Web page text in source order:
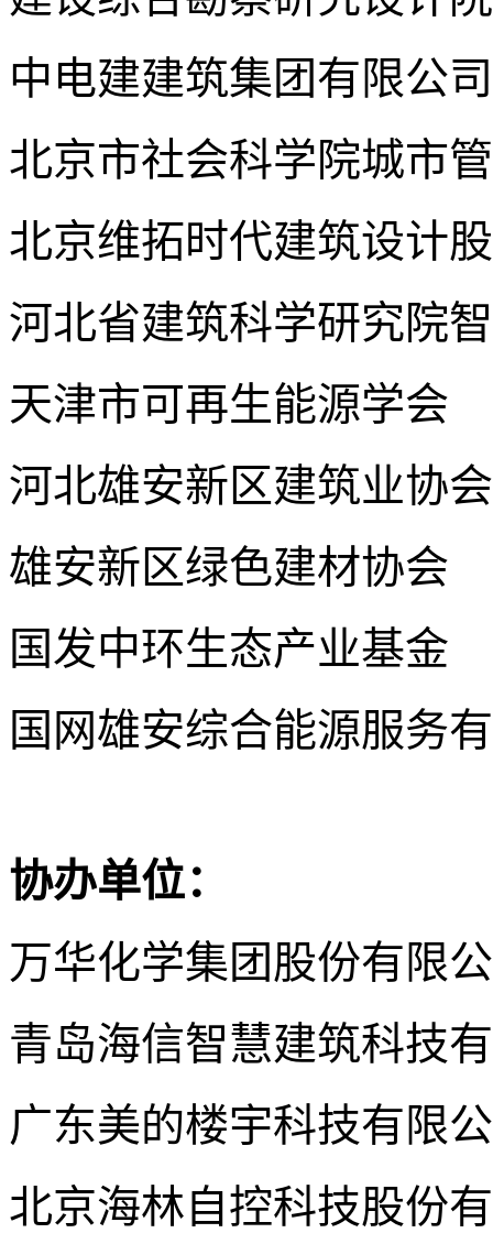
中电建建筑集团有限公司
北京市社会科学院城市
北京维拓时代建筑设计
河北省建筑科学研究院
天津市可再生能源学会
河北雄安新区建筑业协会
雄安新区绿色建材协会
国发中环生态产业基金
国网雄安综合能源服务
协办单位：
万华化学集团股份有限
青岛海信智慧建筑科技
广东美的楼宇科技有限
北京海林自控科技股份